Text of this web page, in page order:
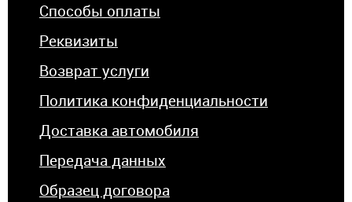
Способы оплаты
Реквизиты
Возврат услуги
Политика конфиденциальности
Доставка автомобиля
Передача данных
Образец договора